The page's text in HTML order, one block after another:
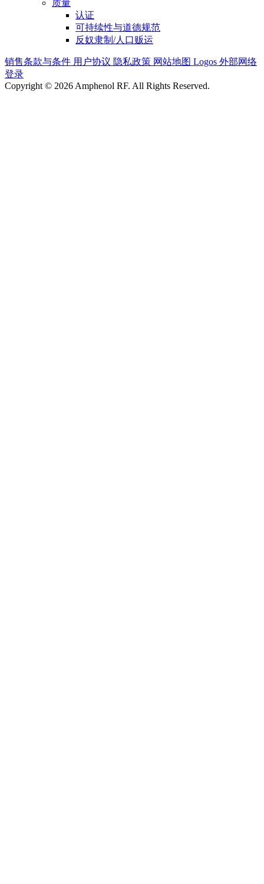
质量
认证
可持续性与道德规范
反奴隶制/人口贩运
销售条款与条件 用户协议 隐私政策 网站地图 Logos 外部网络
登录
Copyright © 2026 Amphenol RF. All Rights Reserved.